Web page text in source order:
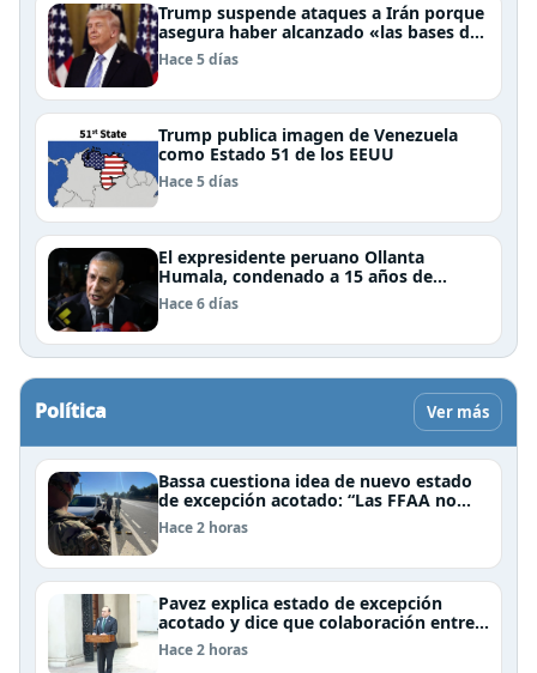
Trump suspende ataques a Irán porque
asegura haber alcanzado «las bases de
un acuerdo»
Hace 5 días
Trump publica imagen de Venezuela
como Estado 51 de los EEUU
Hace 5 días
El expresidente peruano Ollanta
Humala, condenado a 15 años de
cárcel, sale libre al anularse su caso
Hace 6 días
Política Ver más
Bassa cuestiona idea de nuevo estado
de excepción acotado: “Las FFAA no
son policías”
Hace 2 horas
Pavez explica estado de excepción
acotado y dice que colaboración entre
FFAA y policías, “es algo del todo
pertinente analizar”
Hace 2 horas